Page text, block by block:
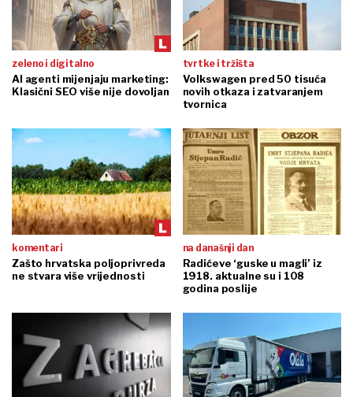
zeleno i digitalno
AI agenti mijenjaju marketing:
Klasični SEO više nije dovoljan
tvrtke i tržišta
Volkswagen pred 50 tisuća
novih otkaza i zatvaranjem
tvornica
komentari
Zašto hrvatska poljoprivreda
ne stvara više vrijednosti
na današnji dan
Radićeve ‘guske u magli’ iz
1918. aktualne su i 108
godina poslije